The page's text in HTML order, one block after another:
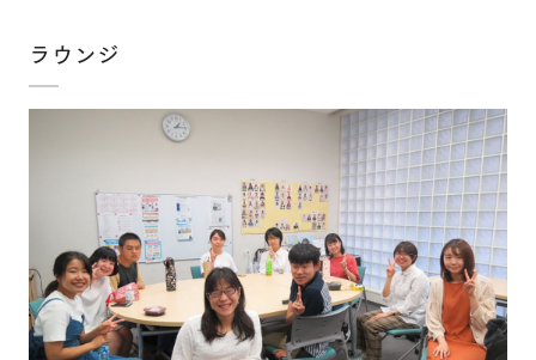
ラウンジ